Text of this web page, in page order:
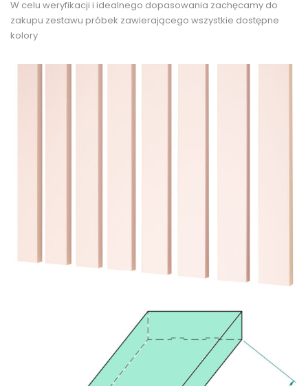
W celu weryfikacji i idealnego dopasowania zachęcamy do
zakupu zestawu próbek zawierającego wszystkie dostępne
kolory